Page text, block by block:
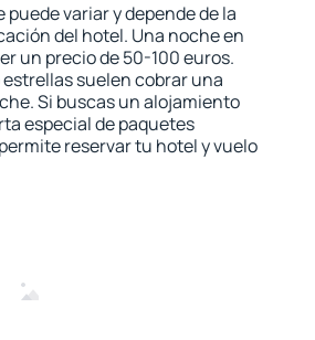
puede variar y depende de la
del hotel. Una noche en
un precio de 50-100 euros.
suelen cobrar una
Si buscas un alojamiento
especial de paquetes
reservar tu hotel y vuelo